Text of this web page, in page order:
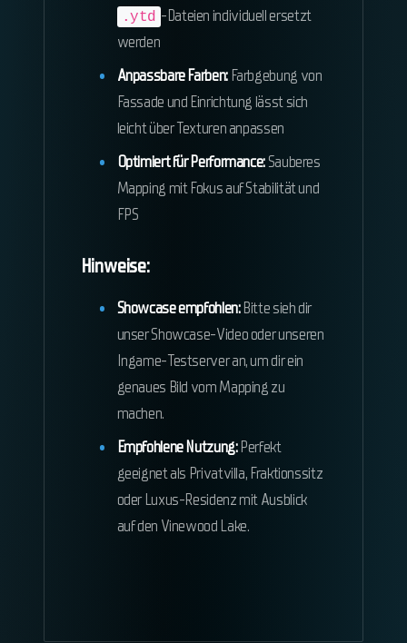
.ytd -Dateien individuell ersetzt
werden
Anpassbare Farben:Farbgebung von
Fassade und Einrichtung lässt sich
leicht über Texturen anpassen
Optimiert für Performance:Sauberes
Mapping mit Fokus auf Stabilität und
FPS
Hinweise:
Showcase empfohlen:Bitte sieh dir
unser Showcase-Video oder unseren
Ingame-Testserver an, um dir ein
genaues Bild vom Mapping zu
machen.
Empfohlene Nutzung:Perfekt
geeignet als Privatvilla, Fraktionssitz
oder Luxus-Residenz mit Ausblick
auf den Vinewood Lake.